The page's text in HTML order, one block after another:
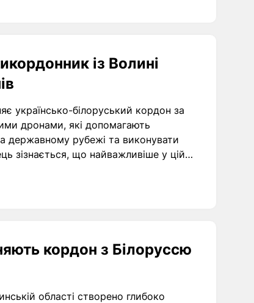
із Волині
українсько-білоруський кордон за
дронами, які допомагають
державному рубежі та виконувати
зізнається, що найважливіше у цій
кордон з Білоруссю
області створено глибоко